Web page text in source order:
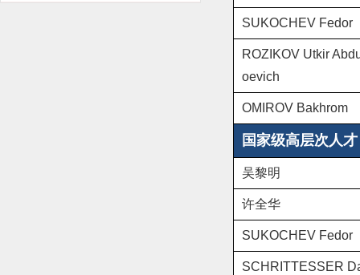
SUKOCHEV Fedor
ROZIKOV Utkir
oevich
OMIROV Bakhrom
国家级高层次人才
吴黎明
许全华
SUKOCHEV Fedor
SCHRITTESSER